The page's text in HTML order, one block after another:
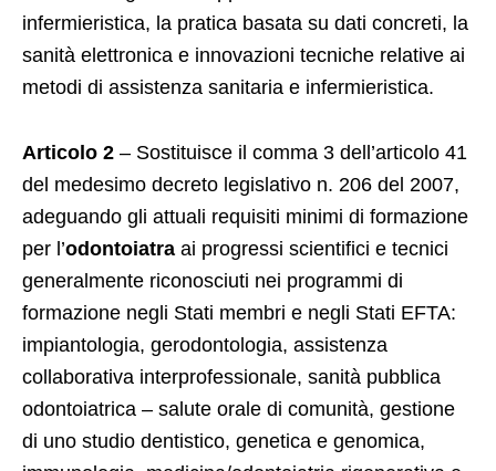
infermieristica, la pratica basata su dati concreti, la
sanità elettronica e innovazioni tecniche relative ai
metodi di assistenza sanitaria e infermieristica.
Articolo 2 – Sostituisce il comma 3 dell’articolo 41
del medesimo decreto legislativo n. 206 del 2007,
adeguando gli attuali requisiti minimi di formazione
per l’odontoiatra ai progressi scientifici e tecnici
generalmente riconosciuti nei programmi di
formazione negli Stati membri e negli Stati EFTA:
impiantologia, gerodontologia, assistenza
collaborativa interprofessionale, sanità pubblica
odontoiatrica – salute orale di comunità, gestione
di uno studio dentistico, genetica e genomica,